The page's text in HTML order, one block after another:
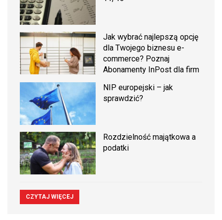
Jak wybrać najlepszą opcję
dla Twojego biznesu e-
commerce? Poznaj
Abonamenty InPost dla firm
NIP europejski – jak
sprawdzić?
Rozdzielność majątkowa a
podatki
CZYTAJ WIĘCEJ